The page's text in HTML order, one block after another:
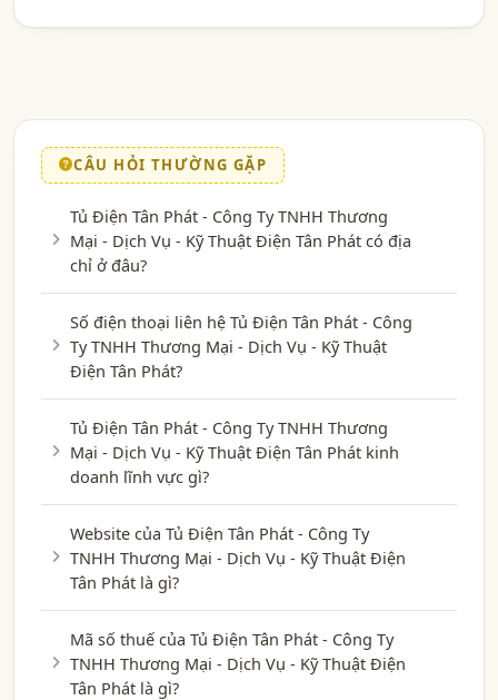
CÂU HỎI THƯỜNG GẶP
Tủ Điện Tân Phát - Công Ty TNHH Thương
Mại - Dịch Vụ - Kỹ Thuật Điện Tân Phát có địa
chỉ ở đâu?
Số điện thoại liên hệ Tủ Điện Tân Phát - Công
Ty TNHH Thương Mại - Dịch Vụ - Kỹ Thuật
Điện Tân Phát?
Tủ Điện Tân Phát - Công Ty TNHH Thương
Mại - Dịch Vụ - Kỹ Thuật Điện Tân Phát kinh
doanh lĩnh vực gì?
Website của Tủ Điện Tân Phát - Công Ty
TNHH Thương Mại - Dịch Vụ - Kỹ Thuật Điện
Tân Phát là gì?
Mã số thuế của Tủ Điện Tân Phát - Công Ty
TNHH Thương Mại - Dịch Vụ - Kỹ Thuật Điện
Tân Phát là gì?